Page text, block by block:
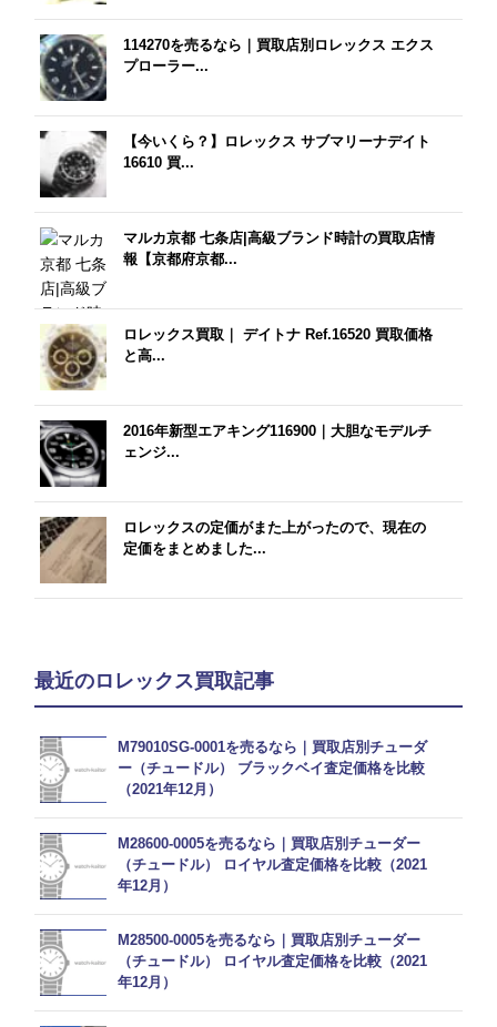
114270を売るなら｜買取店別ロレックス エクス
プローラー...
【今いくら？】ロレックス サブマリーナデイト
16610 買...
マルカ京都 七条店|高級ブランド時計の買取店情
報【京都府京都...
ロレックス買取｜ デイトナ Ref.16520 買取価格
と高...
2016年新型エアキング116900｜大胆なモデルチ
ェンジ...
ロレックスの定価がまた上がったので、現在の
定価をまとめました...
最近のロレックス買取記事
M79010SG-0001を売るなら｜買取店別チューダ
ー（チュードル） ブラックベイ査定価格を比較
（2021年12月）
M28600-0005を売るなら｜買取店別チューダー
（チュードル） ロイヤル査定価格を比較（2021
年12月）
M28500-0005を売るなら｜買取店別チューダー
（チュードル） ロイヤル査定価格を比較（2021
年12月）